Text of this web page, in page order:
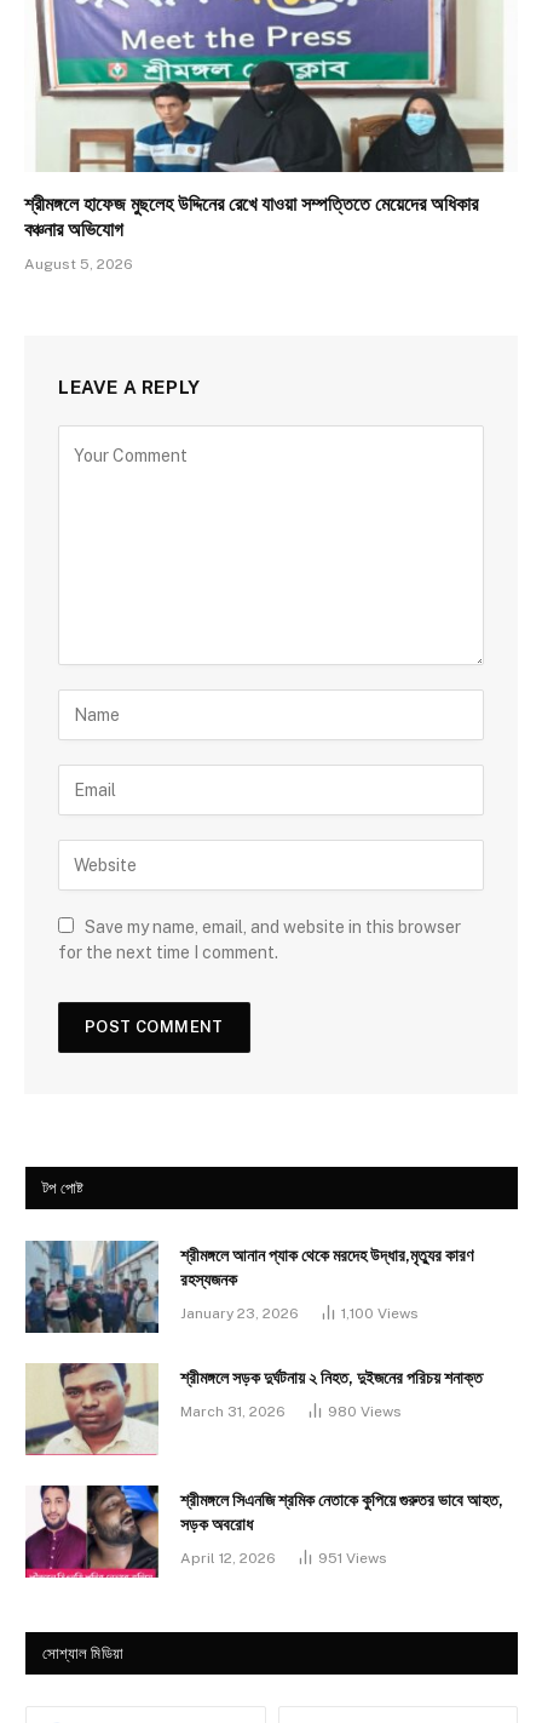
শ্রীমঙ্গলে হাফেজ মুছলেহ উদ্দিনের রেখে যাওয়া সম্পত্তিতে মেয়েদের অধিকার
বঞ্চনার অভিযোগ
August 5, 2026
LEAVE A REPLY
Save my name, email, and website in this browser
for the next time I comment.
টপ পোষ্ট
শ্রীমঙ্গলে আনান প্যাক থেকে মরদেহ উদ্ধার,মৃত্যুর কারণ
রহস্যজনক
January 23, 2026 1,100 Views
শ্রীমঙ্গলে সড়ক দুর্ঘটনায় ২ নিহত, দুইজনের পরিচয় শনাক্ত
March 31, 2026 980 Views
শ্রীমঙ্গলে সিএনজি শ্রমিক নেতাকে কুপিয়ে গুরুতর ভাবে আহত,
সড়ক অবরোধ
April 12, 2026 951 Views
সোশ্যাল মিডিয়া